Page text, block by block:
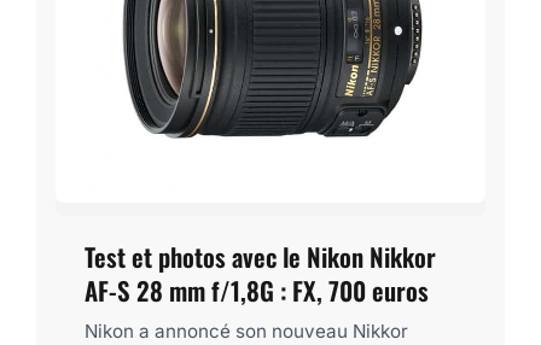
Test et photos avec le Nikon Nikkor
AF-S 28 mm f/1,8G : FX, 700 euros
Nikon a annoncé son nouveau Nikkor